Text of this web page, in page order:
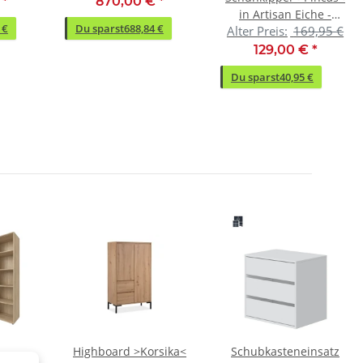
Du sparst688,84 €
in Artisan Eiche -
64x126x38cm (BxHxT)
Alter Preis: 169,95 €
129,00 € *
Du sparst40,95 €
Highboard >Korsika<
Schubkasteneinsatz